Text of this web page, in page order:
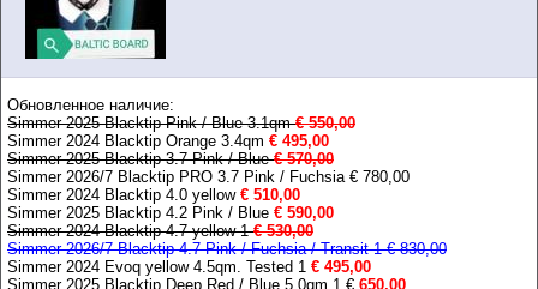
Обновленное наличие:
Simmer 2025 Blacktip Pink / Blue 3.1qm€ 550,00
Simmer 2024 Blacktip Orange 3.4qm € 495,00
Simmer 2025 Blacktip 3.7 Pink / Blue€ 570,00
Simmer 2026/7 Blacktip PRO 3.7 Pink / Fuchsia € 780,00
Simmer 2024 Blacktip 4.0 yellow € 510,00
Simmer 2025 Blacktip 4.2 Pink / Blue € 590,00
Simmer 2024 Blacktip 4.7 yellow 1€ 530,00
Simmer 2026/7 Blacktip 4.7 Pink / Fuchsia / Transit 1 € 830,00
Simmer 2024 Evoq yellow 4.5qm. Tested 1 € 495,00
Simmer 2025 Blacktip Deep Red / Blue 5.0qm 1 € 650,00